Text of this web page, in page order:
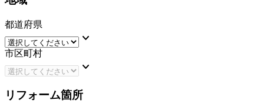
都道府県
keyboard_arrow_down
市区町村
keyboard_arrow_down
リフォーム箇所